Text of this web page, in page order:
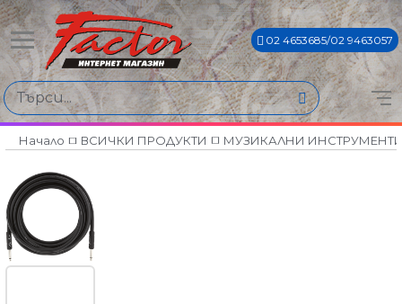
02 4653685/02 9463057
Начало ВСИЧКИ ПРОДУКТИ МУЗИКАЛНИ